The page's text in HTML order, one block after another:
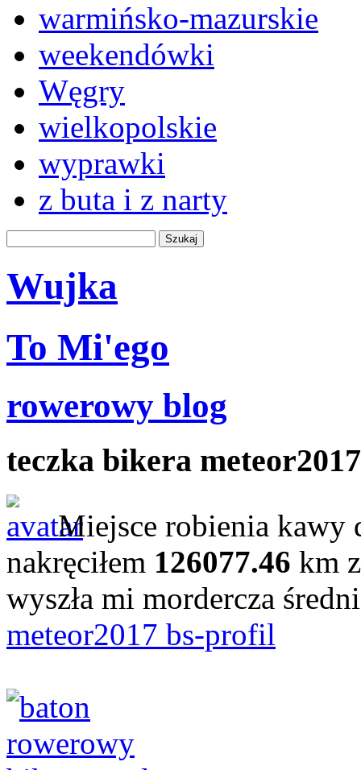
warmińsko-mazurskie
weekendówki
Węgry
wielkopolskie
wyprawki
z buta i z narty
Wujka
To Mi'ego
rowerowy blog
teczka bikera meteor2017
Miejsce robienia kawy
nakręciłem 126077.46 km
wyszła mi mordercza
meteor2017 bs-profil